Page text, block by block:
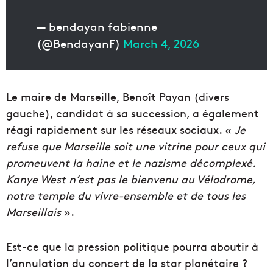
— bendayan fabienne
(@BendayanF) March 4, 2026
Le maire de Marseille, Benoît Payan (divers
gauche), candidat à sa succession, a également
réagi rapidement sur les réseaux sociaux. « Je
refuse que Marseille soit une vitrine pour ceux qui
promeuvent la haine et le nazisme décomplexé.
Kanye West n’est pas le bienvenu au Vélodrome,
notre temple du vivre-ensemble et de tous les
Marseillais».
Est-ce que la pression politique pourra aboutir à
l’annulation du concert de la star planétaire ?